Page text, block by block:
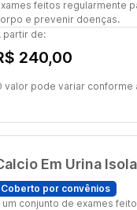
feitos regularmente
e prevenir doenças.
partir de:
240,00
valor pode variar conforme
Em Urina
Coberto por convênios
um conjunto de exames